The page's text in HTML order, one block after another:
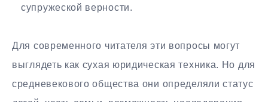
супружеской верности.
Для современного читателя эти вопросы могут
выглядеть как сухая юридическая техника. Но для
средневекового общества они определяли статус